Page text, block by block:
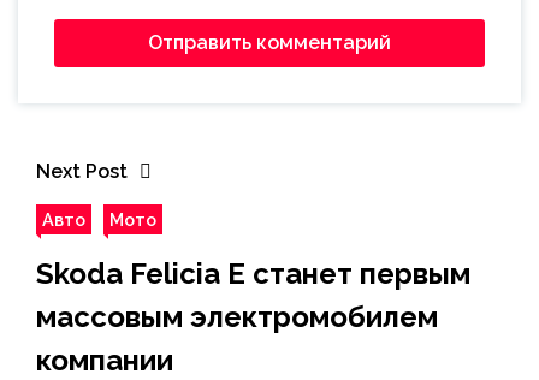
Next Post
Авто Мото
Skoda Felicia E станет первым
массовым электромобилем
компании